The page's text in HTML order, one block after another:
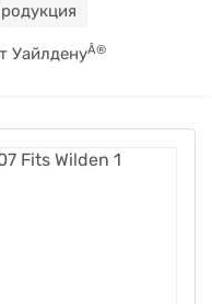
УайлденуÂ®